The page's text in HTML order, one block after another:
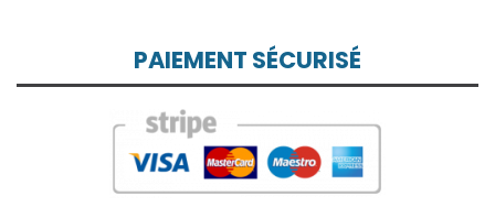
PAIEMENT SÉCURISÉ